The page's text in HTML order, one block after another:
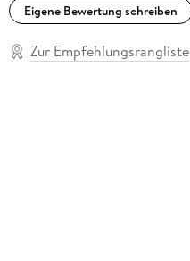
Eigene Bewertung schreiben
Zur Empfehlungsrangliste